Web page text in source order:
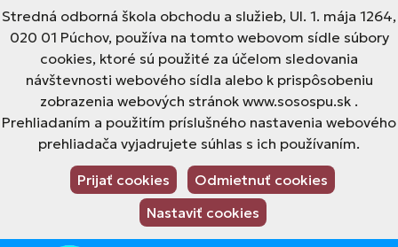
Stredná odborná škola obchodu a služieb, Ul. 1. mája 1264,
020 01 Púchov, používa na tomto webovom sídle súbory
cookies, ktoré sú použité za účelom sledovania
návštevnosti webového sídla alebo k prispôsobeniu
zobrazenia webových stránok www.sosospu.sk .
Prehliadaním a použitím príslušného nastavenia webového
prehliadača vyjadrujete súhlas s ich používaním.
Prijať cookies
Odmietnuť cookies
Nastaviť cookies